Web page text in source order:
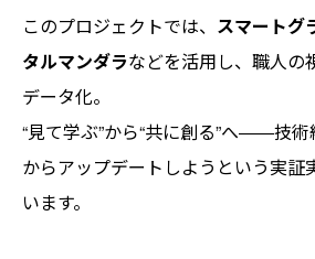
このプロジェクトでは、 スマートグ
タルマンダラなどを活用し、職人の
データ化。
“見て学ぶ”から“共に創る”へ――技
からアップデートしようという実証
います。